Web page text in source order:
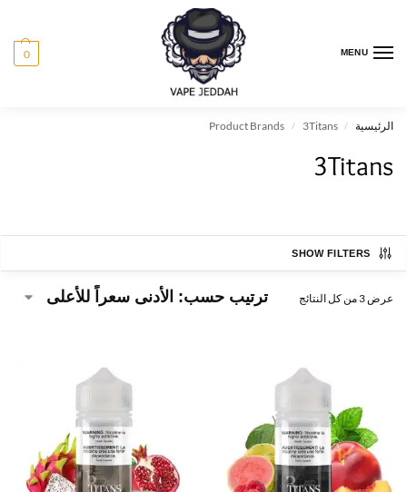
MENU
0
الرئيسية /
Product Brands / 3Titans
3Titans
SHOW FILTERS
عرض ⁦3⁩ من كل النتائج